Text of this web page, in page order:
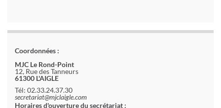
Coordonnées :
MJC Le Rond-Point
12, Rue des Tanneurs
61300 L'AIGLE
Tél: 02.33.24.37.30
secretariat@mjclaigle.com
Horaires d'ouverture du secrétariat :